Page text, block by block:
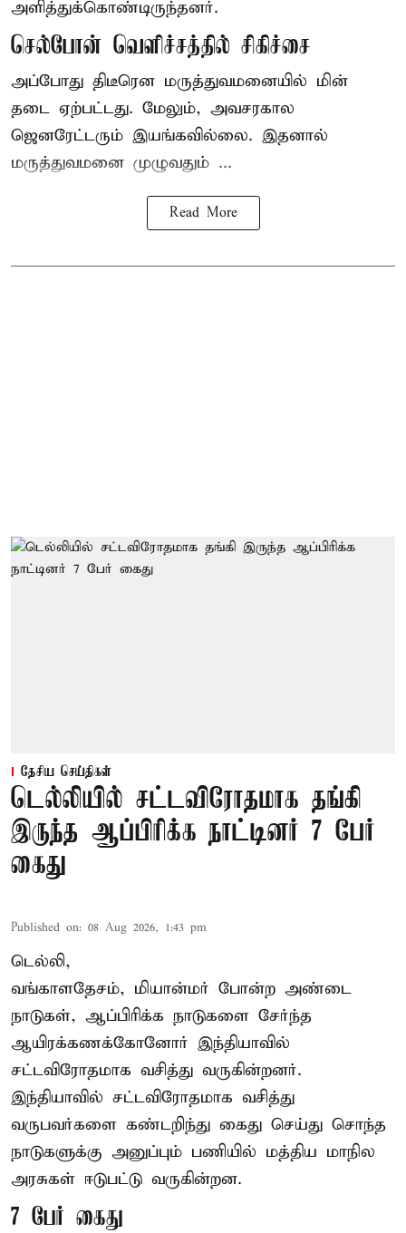
அளித்துக்கொண்டிருந்தனர்.
செல்போன் வெளிச்சத்தில் சிகிச்சை
அப்போது திடீரென மருத்துவமனையில் மின்
தடை ஏற்பட்டது. மேலும், அவசரகால
ஜெனரேட்டரும் இயங்கவில்லை. இதனால்
மருத்துவமனை முழுவதும் ...
Read More
தேசிய செய்திகள்
டெல்லியில் சட்டவிரோதமாக தங்கி
இருந்த ஆப்பிரிக்க நாட்டினர் 7 பேர்
கைது
Published on: 08 Aug 2026, 1:43 pm
டெல்லி,
வங்காளதேசம், மியான்மர் போன்ற அண்டை
நாடுகள், ஆப்பிரிக்க நாடுகளை சேர்ந்த
ஆயிரக்கணக்கோனோர் இந்தியாவில்
சட்டவிரோதமாக வசித்து வருகின்றனர்.
இந்தியாவில் சட்டவிரோதமாக வசித்து
வருபவர்களை கண்டறிந்து கைது செய்து சொந்த
நாடுகளுக்கு அனுப்பும் பணியில் மத்திய மாநில
அரசுகள் ஈடுபட்டு வருகின்றன.
7 பேர் கைது